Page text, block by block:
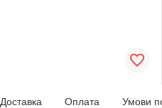
Доставка Оплата Умови